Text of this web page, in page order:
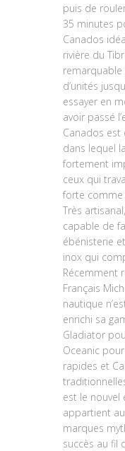
puis de
35 minutes
Canados
rivière du
remarquable
d’unités
essayer en
avoir passé
Canados est
dans lequel
fortement
ceux qui
forte comme
Très
capable de
ébénisterie
inox qui
Récemment
Français
nautique
enrichi sa
Gladiator
Oceanic
rapides et
est le nouvel
appartient
marques
succès au fil